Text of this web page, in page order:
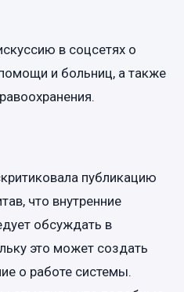
в соцсетях о
и больниц, а также
публикацию
что внутренние
обсуждать в
это может создать
о работе системы.